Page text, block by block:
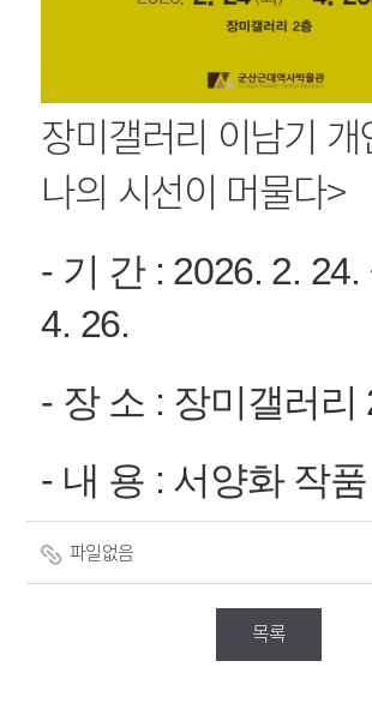
장미갤러리 이남기 개
나의 시선이 머물다>
- 기 간 : 2026. 2. 24.
4. 26.
- 장 소 : 장미갤러리
- 내 용 : 서양화 작
파일없음
목록